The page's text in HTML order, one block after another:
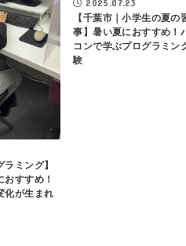
ラミング】
すすめ！
化が生まれ
2025.07.23
【千葉市｜小学生の夏の
事】暑い夏におすすめ！
コンで学ぶプログラミン
験